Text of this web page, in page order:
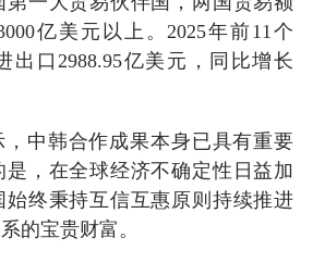
亿美元以上。2025年前11个
出口2988.95亿美元，同比增长
中韩合作成果本身已具有重要
，在全球经济不确定性日益加
始终秉持互信互惠原则持续推进
的宝贵财富。